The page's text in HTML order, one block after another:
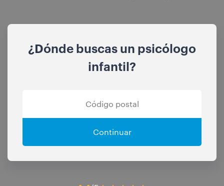
¿Dónde buscas un psicólogo
infantil?
Continuar